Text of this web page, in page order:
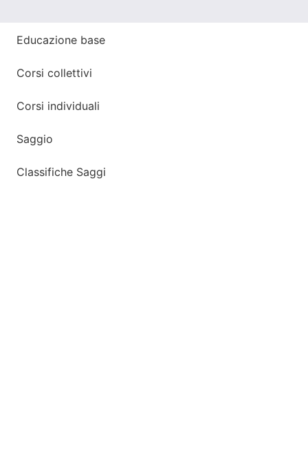
Educazione base
Corsi collettivi
Corsi individuali
Saggio
Classifiche Saggi